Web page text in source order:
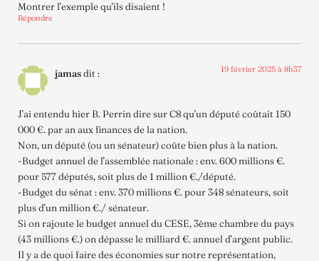
Montrer l’exemple qu’ils disaient !
Répondre
jamasdit : 19 février 2025 à 8h37
J’ai entendu hier B. Perrin dire sur C8 qu’un député coûtait 150
000 €. par an aux finances de la nation.
Non, un député (ou un sénateur) coûte bien plus à la nation.
-Budget annuel de l’assemblée nationale : env. 600 millions €.
pour 577 députés, soit plus de 1 million €./député.
-Budget du sénat : env. 370 millions €. pour 348 sénateurs, soit
plus d’un million €./ sénateur.
Si on rajoute le budget annuel du CESE, 3ème chambre du pays
(43 millions €.) on dépasse le milliard €. annuel d’argent public.
Il y a de quoi faire des économies sur notre représentation,